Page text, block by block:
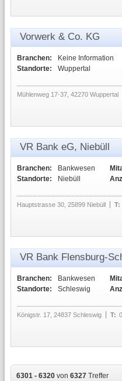
Vorwerk & Co. KG
Branchen:
Keine Information
Standorte:
Wuppertal
Mühlenweg 17-37, 42270 Wuppertal
VR Bank eG, Niebüll
Branchen:
Bankwesen
Standorte:
Niebüll
Hauptstrasse 30, 25899 Niebüll T:
VR Bank Flensburg-
Branchen:
Bankwesen
Standorte:
Schleswig
Königstr. 17, 24837 Schleswig T:
6301 - 6320 von 6327 Treffer